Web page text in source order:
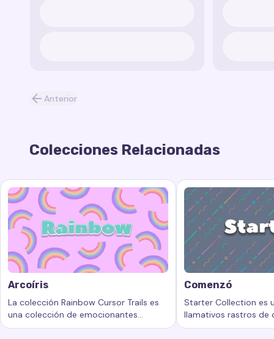
Anterior
Colecciones Relacionadas
Arcoíris
La colección Rainbow Cursor Trails es
una colección de emocionantes
rastros de cursor que agregan un
Palabras clave:Arcoíris, rastros de cursor
Comenzó
Starter Collection es
llamativos rastros de
añaden un nuevo
Palabras clave: